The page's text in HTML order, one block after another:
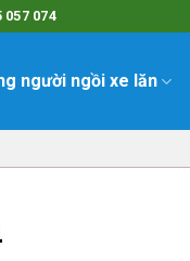
057 074
người ngồi xe lăn